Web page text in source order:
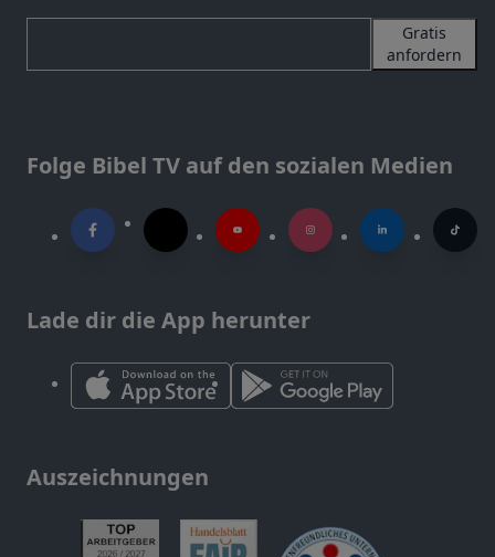
Gratis
anfordern
Folge Bibel TV auf den sozialen Medien
Lade dir die App herunter
Auszeichnungen